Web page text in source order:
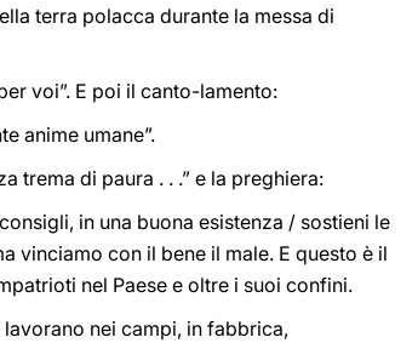
terra polacca durante la messa di
voi”. E poi il canto-lamento:
anime umane”.
trema di paura . . .” e la preghiera:
in una buona esistenza / sostieni le
vinciamo con il bene il male. E questo è il
nel Paese e oltre i suoi confini.
nei campi, in fabbrica,